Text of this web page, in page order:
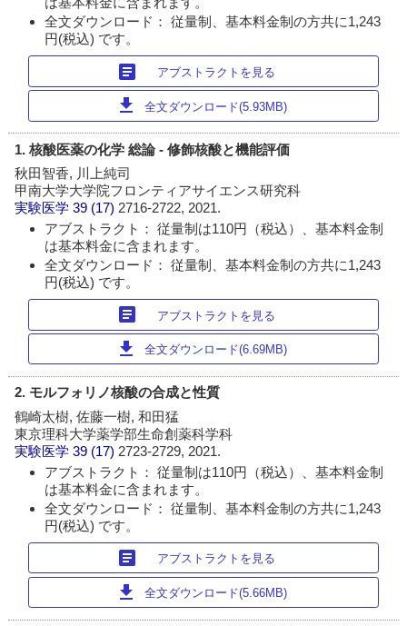
全文ダウンロード： 従量制、基本料金制の方共に1,243
円(税込) です。
article アブストラクトを見る
download 全文ダウンロード(5.93MB)
1. 核酸医薬の化学 総論 - 修飾核酸と機能評価
秋田智香, 川上純司
甲南大学大学院フロンティアサイエンス研究科
実験医学 39 (17) 2716-2722, 2021.
アブストラクト： 従量制は110円（税込）、基本料金制
は基本料金に含まれます。
全文ダウンロード： 従量制、基本料金制の方共に1,243
円(税込) です。
article アブストラクトを見る
download 全文ダウンロード(6.69MB)
2. モルフォリノ核酸の合成と性質
鶴崎太樹, 佐藤一樹, 和田猛
東京理科大学薬学部生命創薬科学科
実験医学 39 (17) 2723-2729, 2021.
アブストラクト： 従量制は110円（税込）、基本料金制
は基本料金に含まれます。
全文ダウンロード： 従量制、基本料金制の方共に1,243
円(税込) です。
article アブストラクトを見る
download 全文ダウンロード(5.66MB)